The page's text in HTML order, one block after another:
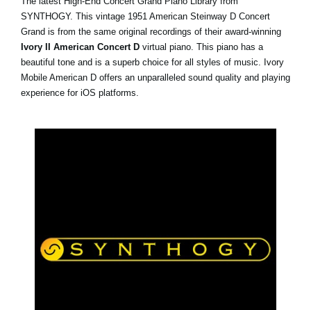
SYNTHOGY. This vintage 1951 American Steinway D Concert
Grand is from the same original recordings of their award-winning
Ivory II American Concert D virtual piano. This piano has a
beautiful tone and is a superb choice for all styles of music. Ivory
Mobile American D offers an unparalleled sound quality and playing
experience for iOS platforms.